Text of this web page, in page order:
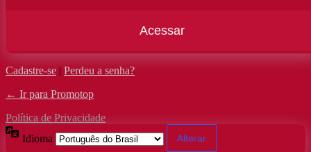
Cadastre-se | Perdeu a senha?
← Ir para Promotop
Política de Privacidade
Idioma